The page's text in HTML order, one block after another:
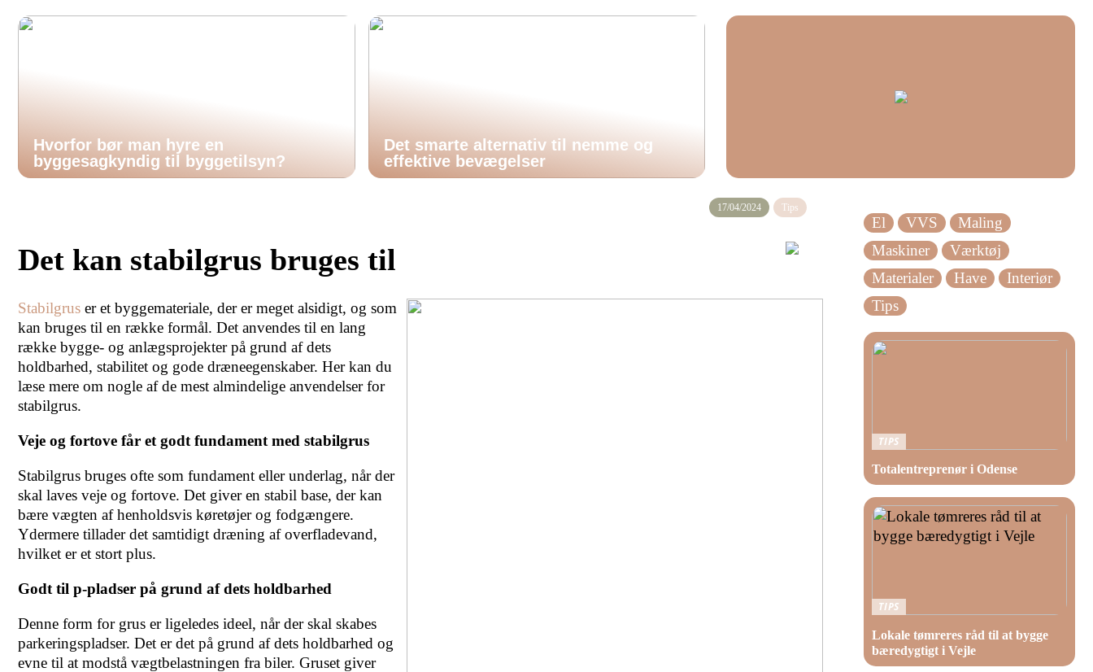
Hvorfor bør man hyre en
byggesagkyndig til byggetilsyn?
Det smarte alternativ til nemme og
effektive bevægelser
17/04/2024 Tips
Det kan stabilgrus bruges til
Stabilgrus er et byggemateriale, der er meget alsidigt, og som
kan bruges til en række formål. Det anvendes til en lang
række bygge- og anlægsprojekter på grund af dets
holdbarhed, stabilitet og gode dræneegenskaber. Her kan du
læse mere om nogle af de mest almindelige anvendelser for
stabilgrus.
Veje og fortove får et godt fundament med stabilgrus
Stabilgrus bruges ofte som fundament eller underlag, når der
skal laves veje og fortove. Det giver en stabil base, der kan
bære vægten af ​​henholdsvis køretøjer og fodgængere.
Ydermere tillader det samtidigt dræning af overfladevand,
hvilket er et stort plus.
Godt til p-pladser på grund af dets holdbarhed
Denne form for grus er ligeledes ideel, når der skal skabes
parkeringspladser. Det er det på grund af dets holdbarhed og
evne til at modstå vægtbelastningen fra biler. Gruset giver
El VVS
Maling
Maskiner
Værktøj
Materialer
Have
Interiør
Tips
TIPS
Totalentreprenør i Odense
TIPS
Lokale tømreres råd til at bygge
bæredygtigt i Vejle